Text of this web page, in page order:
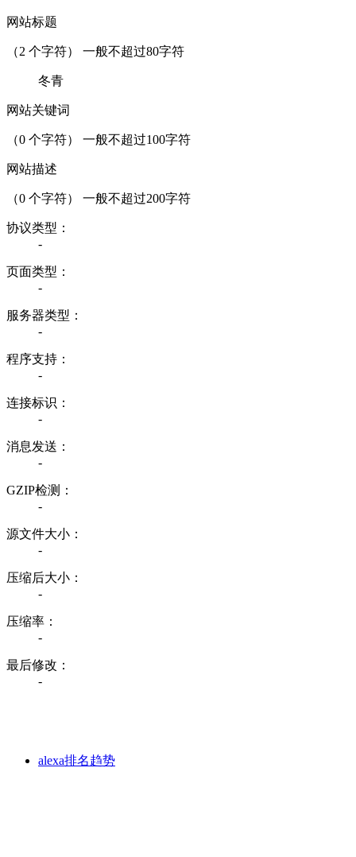
网站标题
（2 个字符） 一般不超过80字符
冬青
网站关键词
（0 个字符） 一般不超过100字符
网站描述
（0 个字符） 一般不超过200字符
协议类型：
-
页面类型：
-
服务器类型：
-
程序支持：
-
连接标识：
-
消息发送：
-
GZIP检测：
-
源文件大小：
-
压缩后大小：
-
压缩率：
-
最后修改：
-
alexa排名趋势